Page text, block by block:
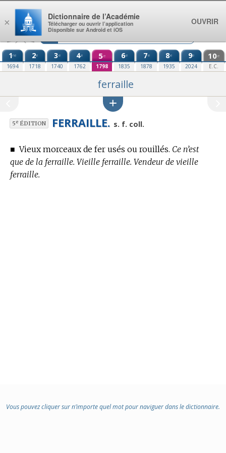
Aller au contenu
1re
1694
2e
1718
3e
1740
4e
1762
5e
1798
6e
1835
7e
1878
8e
1935
9e
2024
10e
E.C.
ferraille
5eÉDITION FERRAILLE. s. f. coll.
■Vieux morceaux de fer usés ou rouillés. Ce n’est
que de la ferraille. Vieille ferraille. Vendeur de vieille
ferraille.
Vous pouvez cliquer sur n’importe quel mot pour naviguer dans le dictionnaire.
×
Dictionnaire de l’Académie
Télécharger ou ouvrir l’application
Disponible sur Android et iOS
OUVRIR